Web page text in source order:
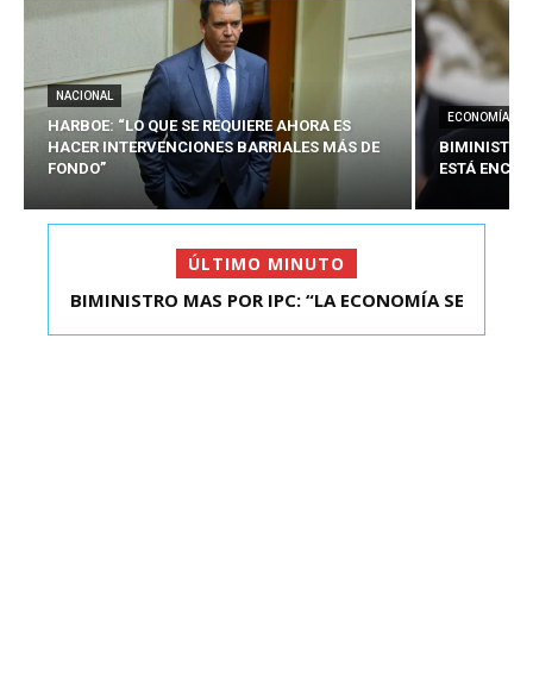
NACIONAL
HARBOE: “LO QUE SE REQUIERE AHORA ES
HACER INTERVENCIONES BARRIALES MÁS DE
FONDO”
ECONOMÍA
BIMINISTRO
ESTÁ
ÚLTIMO MINUTO
KAST SE REUNIÓ CON EL PRESIDENTE ELECTO DE
BIMINISTRO MAS POR IPC: “LA ECONOMÍA SE